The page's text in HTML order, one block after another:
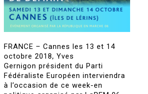
FRANCE – Cannes les 13 et 14
octobre 2018, Yves
Gernigon président du Parti
Fédéraliste Européen interviendra
à l’occasion de ce week-en